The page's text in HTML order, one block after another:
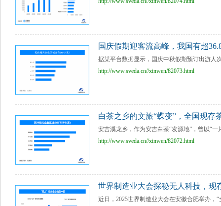
国庆假期迎客流高峰，我国有超
据某平台数据显示，国庆中秋假期预订出游人
http://www.sveda.cn//xinwen/82073.html
白茶之乡的文旅“蝶变”，全国现存
安吉溪龙乡，作为安吉白茶“发源地”，曾以“
http://www.sveda.cn//xinwen/82072.html
世界制造业大会探秘无人科技，现
近日，2025世界制造业大会在安徽合肥举办，